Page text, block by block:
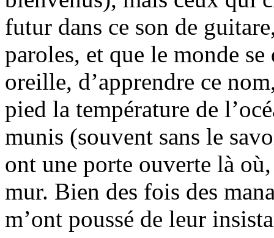
futur dans ce son de
paroles, et que le monde
oreille, d’apprendre ce
pied la température de
munis (souvent sans le
ont une porte ouverte là
mur. Bien des fois des
m’ont poussé de leur